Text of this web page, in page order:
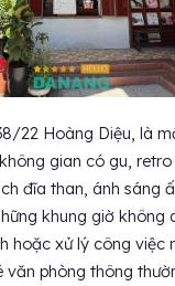
22 Hoàng Diệu, là
gian có gu,
đĩa than, ánh sáng
khung giờ không
hoặc xử lý công việc
phòng thông